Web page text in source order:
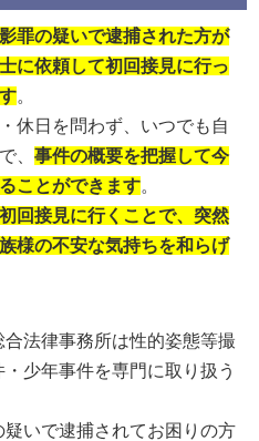
罪の疑いで逮捕された方が
に依頼して初回接見に行っ
。
休日を問わず、いつでも自
、事件の概要を把握して今
ことができます。
回接見に行くことで、突然
様の不安な気持ちを和らげ
法律事務所は性的姿態等撮
少年事件を専門に取り扱う
いで逮捕されてお困りの方